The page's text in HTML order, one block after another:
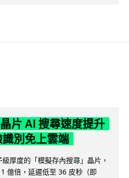
片 AI 搜尋速度提升
別免上雲端
厚度的「模擬存內搜尋」晶片，
億倍，延遲低至 36 皮秒（即